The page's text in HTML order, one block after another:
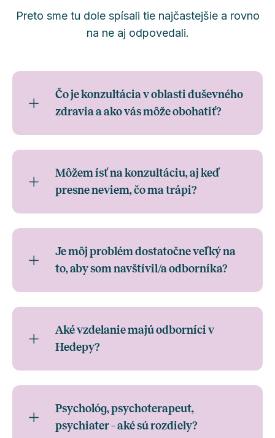
Preto sme tu dole spísali tie najčastejšie a rovno
na ne aj odpovedali.
Čo je konzultácia v oblasti duševného
zdravia a ako vás môže obohatiť?
Môžem ísť na konzultáciu, aj keď
presne neviem, čo ma trápi?
Je môj problém dostatočne veľký na
to, aby som navštívil/a odborníka?
Aké vzdelanie majú odborníci v
Hedepy?
Psychológ, psychoterapeut,
psychiater – aké sú rozdiely?